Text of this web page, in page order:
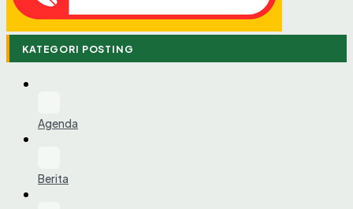
KATEGORI POSTING
Agenda
Berita